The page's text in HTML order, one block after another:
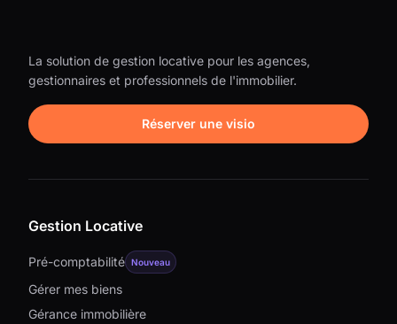
La solution de gestion locative pour les agences,
gestionnaires et professionnels de l'immobilier.
Réserver une visio
Gestion Locative
Pré-comptabilité Nouveau
Gérer mes biens
Gérance immobilière